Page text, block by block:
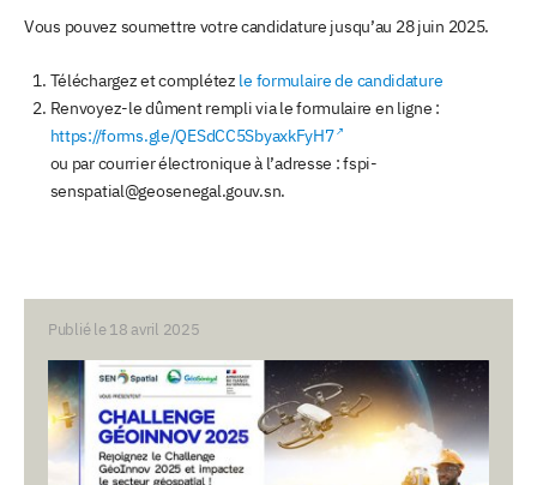
Vous pouvez soumettre votre candidature jusqu’au 28 juin 2025.
Téléchargez et complétez le formulaire de candidature
Renvoyez-le dûment rempli via le formulaire en ligne :
https://forms.gle/QESdCC5SbyaxkFyH7
ou par courrier électronique à l’adresse : fspi-
senspatial@geosenegal.gouv.sn.
Publié le 18 avril 2025